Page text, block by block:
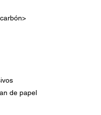
de papel